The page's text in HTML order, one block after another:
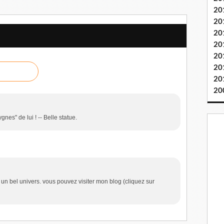
de lui ! -- Belle statue.
bel univers. vous pouvez visiter mon blog (cliquez sur